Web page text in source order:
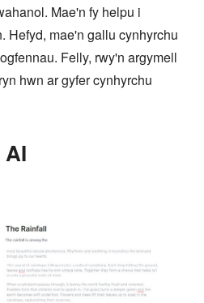
Mae'n fy helpu i
Hefyd, mae'n gallu cynhyrchu
Felly, rwy'n argymell
hwn ar gyfer cynhyrchu